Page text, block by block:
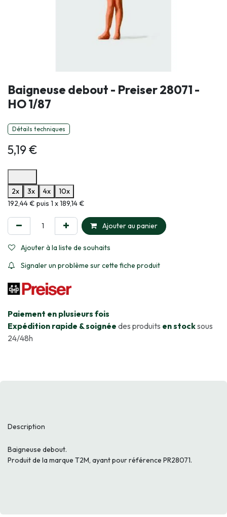
Baigneuse debout - Preiser 28071 -
HO 1/87
Détails techniques
5,19€
2x
3x 4x
10x
Informations sur le plan de paiement sélectionné
192,44 € puis 1 x 189,14 €
Ajouter au panier
Ajouter à la liste de souhaits
Signaler un problème sur cette fiche produit
​Paiement en plusieurs fois
Expédition rapide & soignée des produits en stocksous
24/48h
Description
Baigneuse debout.
Produit de la marque T2M, ayant pour référence PR28071.